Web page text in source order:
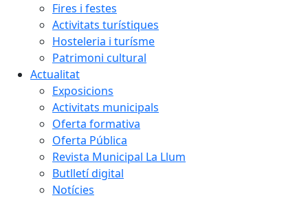
Fires i festes
Activitats turístiques
Hosteleria i turísme
Patrimoni cultural
Actualitat
Exposicions
Activitats municipals
Oferta formativa
Oferta Pública
Revista Municipal La Llum
Butlletí digital
Notícies